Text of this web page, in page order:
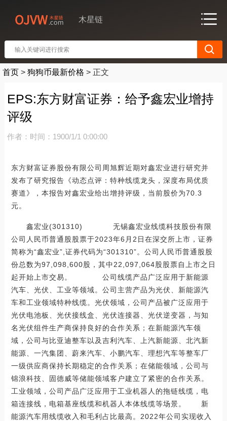
木星链
首页 > 狗狗币最新价格 > 正文
EPS:东方财富证券：给予鑫宏业增持
评级
作者： 时间：1900/1/1 0:00:00
东方财富证券股份有限公司周旭辉近期对鑫宏业进行研究并
发布了研究报告《动态点评：特种线缆龙头，深度布局优质
赛道》，本报告对鑫宏业给出增持评级，当前股价为70.3
元。
鑫宏业(301310) 无锡鑫宏业线缆科技股份有限
公司人民币普通股股票于2023年6月2日在深交所上市，证券
简称为“鑫宏业”,证券代码为“301310”。公司人民币普通股股
份总数为97,098,600股，其中22,097,064股股票自上市之日
起开始上市交易。 公司线缆产品广泛应用于新能源
汽车、光伏、工业等领域。公司主营产品为光伏、新能源汽
车和工业领域特种线缆。光伏领域，公司产品被广泛应用于
光伏电池板、光伏接线盒、光伏连接器、光伏逆变器，与知
名光伏组件生产商保持良好的合作关系；在新能源汽车领
域，公司与比亚迪整车以及吉利汽车、上汽新能源、北汽新
能源、一汽集团、蔚来汽车、小鹏汽车、理想汽车等整车厂
一级供应商保持长期稳定的合作关系；在储能领域，公司与
锦浪科技、固德威等储能领域客户建立了紧密的合作关系。
工业领域，公司产品广泛应用于工业机器人的拖链线缆，电
箱连接线，电箱基座线缆和机器人本体线缆等场景。 新
能源汽车用线缆收入和毛利占比最高。2022年公司实现收入